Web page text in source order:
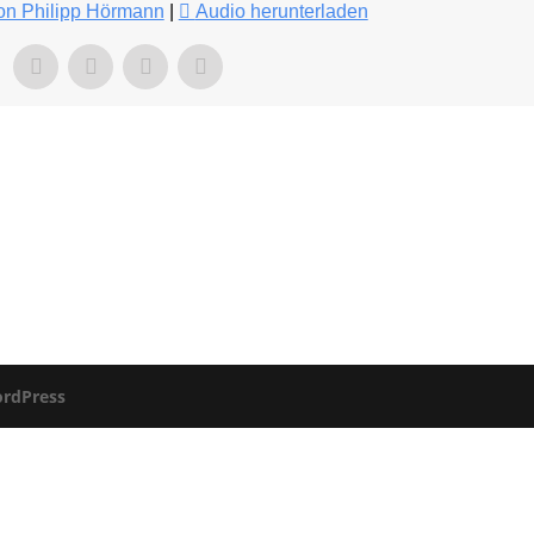
Philipp Hörmann Audio herunterladen